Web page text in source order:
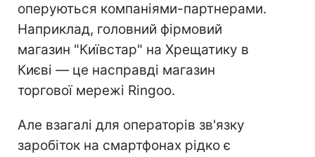
оперуються компаніями-партнерами.
Наприклад, головний фірмовий
магазин "Київстар" на Хрещатику в
Києві — це насправді магазин
торгової мережі Ringoo.
Але взагалі для операторів зв'язку
заробіток на смартфонах рідко є